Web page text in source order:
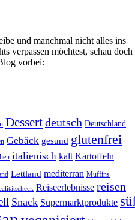
und manchmal nicht alles ins
verpassen möchtest, schau doch
vorbei:
Dessertdeutsch Deutschland
Gebäck gesund glutenfrei
italienisch kalt Kartoffeln
Lettland mediterran Muffins
Reiseerlebnisse reisen
Snack Supermarktprodukte